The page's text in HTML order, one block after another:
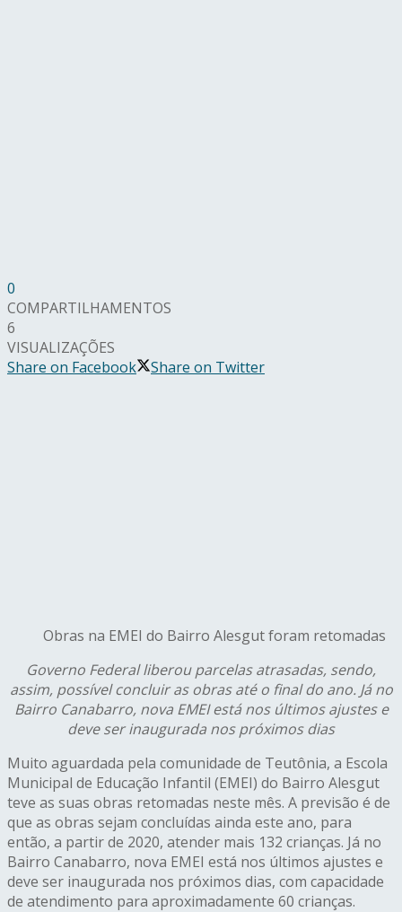
0
COMPARTILHAMENTOS
6
VISUALIZAÇÕES
Share on Facebook
Share on Twitter
Obras na EMEI do Bairro Alesgut foram retomadas
Governo Federal liberou parcelas atrasadas, sendo,
assim, possível concluir as obras até o final do ano. Já no
Bairro Canabarro, nova EMEI está nos últimos ajustes e
deve ser inaugurada nos próximos dias
Muito aguardada pela comunidade de Teutônia, a Escola
Municipal de Educação Infantil (EMEI) do Bairro Alesgut
teve as suas obras retomadas neste mês. A previsão é de
que as obras sejam concluídas ainda este ano, para
então, a partir de 2020, atender mais 132 crianças. Já no
Bairro Canabarro, nova EMEI está nos últimos ajustes e
deve ser inaugurada nos próximos dias, com capacidade
de atendimento para aproximadamente 60 crianças.